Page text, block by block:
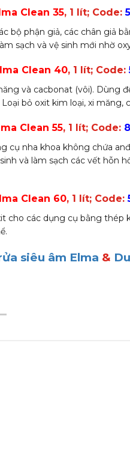
Clean 35, 1 lít; Code:
bộ phận giả, các chân giả
sạch và vệ sinh mới nhờ
Clean 40, 1 lít; Code:
và cacbonat (vôi). Dùng
bỏ oxit kim loại, xi măng,
Clean 55, 1 lít; Code:
cụ nha khoa không chứa
và làm sạch các vết hỗn
Clean 60, 1 lít; Code:
cho các dụng cụ bằng thép
siêu âm Elma &